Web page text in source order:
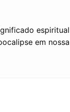
espiritual
em nossa